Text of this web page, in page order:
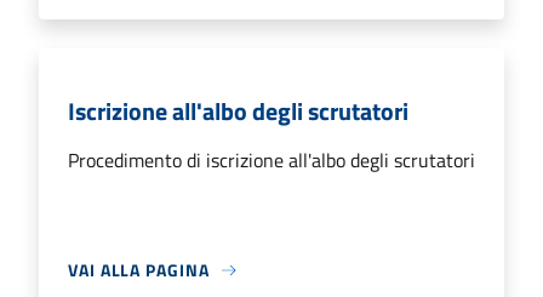
Iscrizione all'albo degli scrutatori
Procedimento di iscrizione all'albo degli scrutatori
VAI ALLA PAGINA